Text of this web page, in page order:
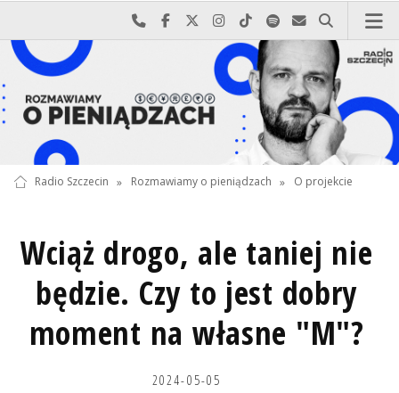
Najlepiej po prostu do nas zadzwoń
Odwiedź nas na Facebook-u
Odwiedź nas na X
Odwiedź nas na Instagram-ie
Odwiedź nas na TikTok-u
Szukaj nas na Spotify
Wyślij do nas
Szukaj
Radio Szczecin » Rozmawiamy o pieniądzach » O projekcie
Wciąż drogo, ale taniej nie
będzie. Czy to jest dobry
moment na własne "M"?
2024-05-05